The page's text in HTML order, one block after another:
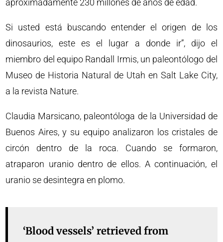
aproximadamente 230 millones de años de edad.
Si usted está buscando entender el origen de los
dinosaurios, este es el lugar a donde ir”, dijo el
miembro del equipo Randall Irmis, un paleontólogo del
Museo de Historia Natural de Utah en Salt Lake City,
a la revista Nature.
Claudia Marsicano, paleontóloga de la Universidad de
Buenos Aires, y su equipo analizaron los cristales de
circón dentro de la roca. Cuando se formaron,
atraparon uranio dentro de ellos. A continuación, el
uranio se desintegra en plomo.
‘Blood vessels’ retrieved from